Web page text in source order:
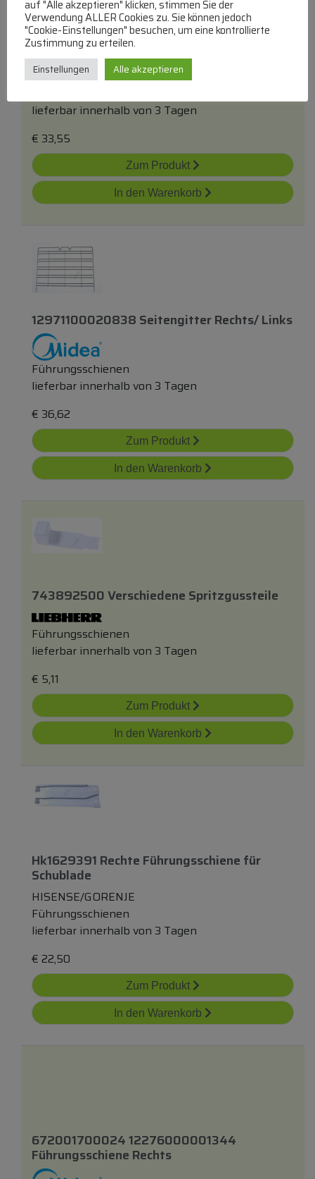
140129501098 Schienenkorb, Montage,
Links
lieferbar innerhalb von 3 Tagen
€ 33,55
Zum Produkt
In den Warenkorb
12971100020838 Seitengitter Rechts/ Links
Führungsschienen
lieferbar innerhalb von 3 Tagen
€ 36,62
Zum Produkt
In den Warenkorb
743892500 Verschiedene Spritzgussteile
Führungsschienen
lieferbar innerhalb von 3 Tagen
€ 5,11
Zum Produkt
In den Warenkorb
Hk1629391 Rechte Führungsschiene für
Schublade
HISENSE/GORENJE
Führungsschienen
lieferbar innerhalb von 3 Tagen
€ 22,50
Zum Produkt
In den Warenkorb
672001700024 12276000001344
Führungsschiene Rechts
auf "Alle akzeptieren" klicken, stimmen Sie der
Verwendung ALLER Cookies zu. Sie können jedoch
"Cookie-Einstellungen" besuchen, um eine kontrollierte
Zustimmung zu erteilen.
Einstellungen Alle akzeptieren